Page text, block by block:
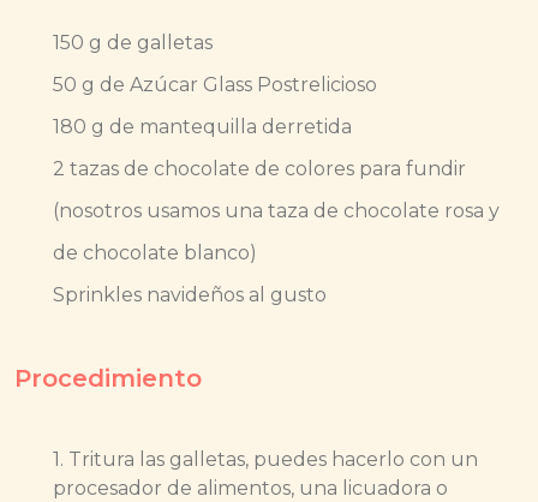
150 g de galletas
50 g de Azúcar Glass Postrelicioso
180 g de mantequilla derretida
2 tazas de chocolate de colores para fundir
(nosotros usamos una taza de chocolate rosa y
de chocolate blanco)
Sprinkles navideños al gusto
Procedimiento
1. Tritura las galletas, puedes hacerlo con un
procesador de alimentos, una licuadora o